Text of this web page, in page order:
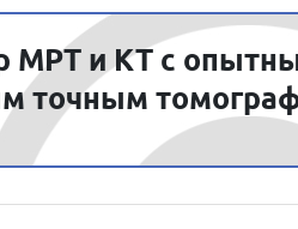
МРТ и КТ с
точным